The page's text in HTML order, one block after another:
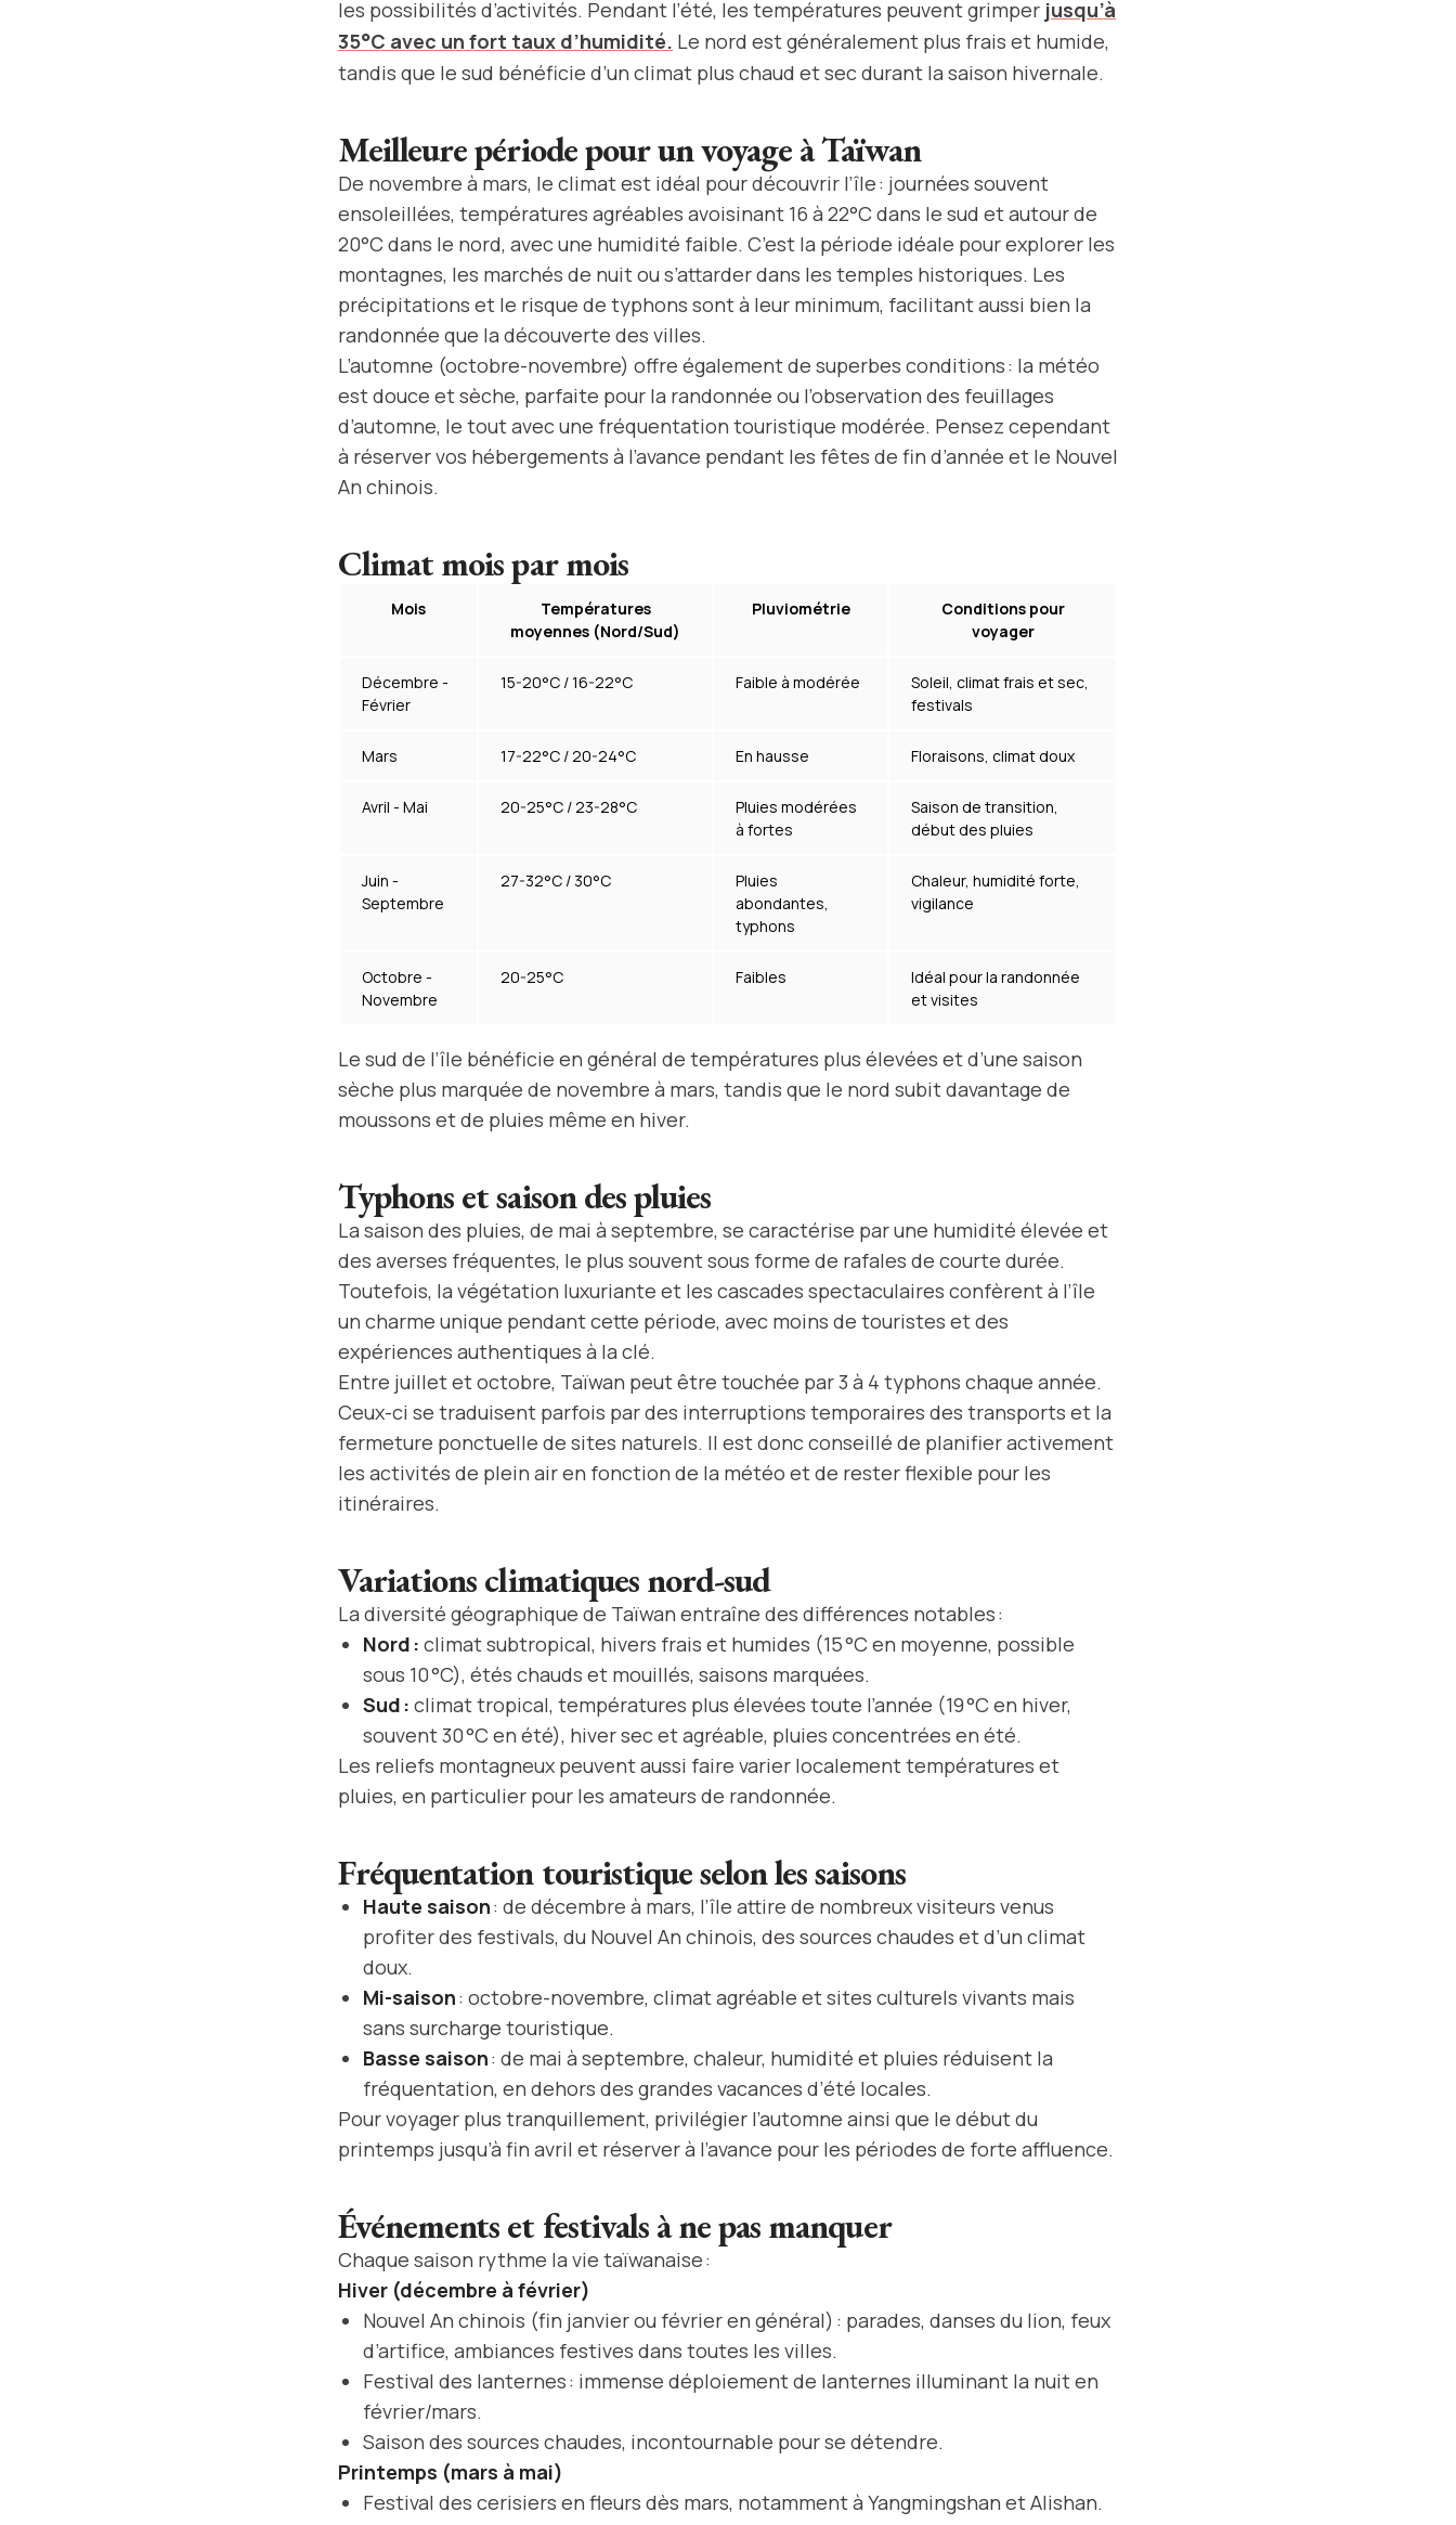
les possibilités d’activités. Pendant l’été, les températures peuvent grimper jusqu’à
35°C avec un fort taux d’humidité. Le nord est généralement plus frais et humide,
tandis que le sud bénéficie d’un climat plus chaud et sec durant la saison hivernale.
Meilleure période pour un voyage à Taïwan
De novembre à mars, le climat est idéal pour découvrir l’île : journées souvent
ensoleillées, températures agréables avoisinant 16 à 22°C dans le sud et autour de
20°C dans le nord, avec une humidité faible. C’est la période idéale pour explorer les
montagnes, les marchés de nuit ou s’attarder dans les temples historiques. Les
précipitations et le risque de typhons sont à leur minimum, facilitant aussi bien la
randonnée que la découverte des villes.
L’automne (octobre-novembre) offre également de superbes conditions : la météo
est douce et sèche, parfaite pour la randonnée ou l’observation des feuillages
d’automne, le tout avec une fréquentation touristique modérée. Pensez cependant
à réserver vos hébergements à l’avance pendant les fêtes de fin d’année et le Nouvel
An chinois.
Climat mois par mois
Mois
Températures
moyennes (Nord/Sud)
Pluviométrie
Conditions pour
voyager
Décembre -
Février
15-20°C / 16-22°C Faible à modérée
Soleil, climat frais et sec,
festivals
Mars 17-22°C / 20-24°C En hausse Floraisons, climat doux
Avril - Mai 20-25°C / 23-28°C
Pluies modérées
à fortes
Saison de transition,
début des pluies
Juin -
Septembre
27-32°C / 30°C
Pluies
abondantes,
typhons
Chaleur, humidité forte,
vigilance
Octobre -
Novembre
20-25°C Faibles
Idéal pour la randonnée
et visites
Le sud de l’île bénéficie en général de températures plus élevées et d’une saison
sèche plus marquée de novembre à mars, tandis que le nord subit davantage de
moussons et de pluies même en hiver.
Typhons et saison des pluies
La saison des pluies, de mai à septembre, se caractérise par une humidité élevée et
des averses fréquentes, le plus souvent sous forme de rafales de courte durée.
Toutefois, la végétation luxuriante et les cascades spectaculaires confèrent à l’île
un charme unique pendant cette période, avec moins de touristes et des
expériences authentiques à la clé.
Entre juillet et octobre, Taïwan peut être touchée par 3 à 4 typhons chaque année.
Ceux-ci se traduisent parfois par des interruptions temporaires des transports et la
fermeture ponctuelle de sites naturels. Il est donc conseillé de planifier activement
les activités de plein air en fonction de la météo et de rester flexible pour les
itinéraires.
Variations climatiques nord-sud
La diversité géographique de Taïwan entraîne des différences notables :
Nord : climat subtropical, hivers frais et humides (15 °C en moyenne, possible
sous 10 °C), étés chauds et mouillés, saisons marquées.
Sud : climat tropical, températures plus élevées toute l’année (19 °C en hiver,
souvent 30 °C en été), hiver sec et agréable, pluies concentrées en été.
Les reliefs montagneux peuvent aussi faire varier localement températures et
pluies, en particulier pour les amateurs de randonnée.
Fréquentation touristique selon les saisons
Haute saison: de décembre à mars, l’île attire de nombreux visiteurs venus
profiter des festivals, du Nouvel An chinois, des sources chaudes et d’un climat
doux.
Mi-saison: octobre-novembre, climat agréable et sites culturels vivants mais
sans surcharge touristique.
Basse saison: de mai à septembre, chaleur, humidité et pluies réduisent la
fréquentation, en dehors des grandes vacances d’été locales.
Pour voyager plus tranquillement, privilégier l’automne ainsi que le début du
printemps jusqu’à fin avril et réserver à l’avance pour les périodes de forte affluence.
Événements et festivals à ne pas manquer
Chaque saison rythme la vie taïwanaise :
Hiver (décembre à février)
Nouvel An chinois (fin janvier ou février en général) : parades, danses du lion, feux
d’artifice, ambiances festives dans toutes les villes.
Festival des lanternes : immense déploiement de lanternes illuminant la nuit en
février/mars.
Saison des sources chaudes, incontournable pour se détendre.
Printemps (mars à mai)
Festival des cerisiers en fleurs dès mars, notamment à Yangmingshan et Alishan.